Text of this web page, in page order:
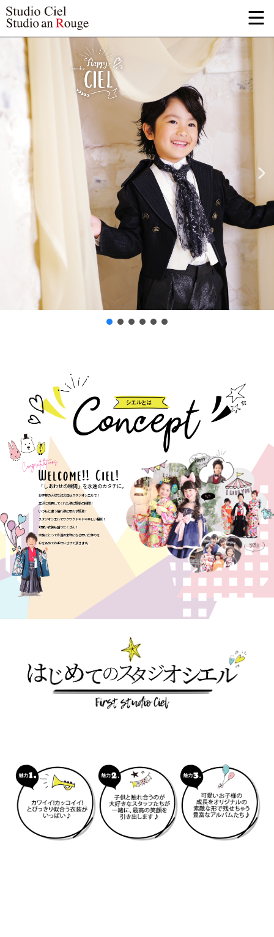
「しあわせの瞬間」を永遠のカタチに。
お子様の大切な記念日はスタジオシエルで！
立派に成長してくれた姿に感動の瞬間！
いつもと違う晴れ姿に思わず感激！
スタジオシエルでワクワクドキドキ楽しい撮影！
可愛い衣装も盛りだくさん！
家族にとって永遠の宝物になる思い出作りを
心を込めてお手伝いさせて頂きます。